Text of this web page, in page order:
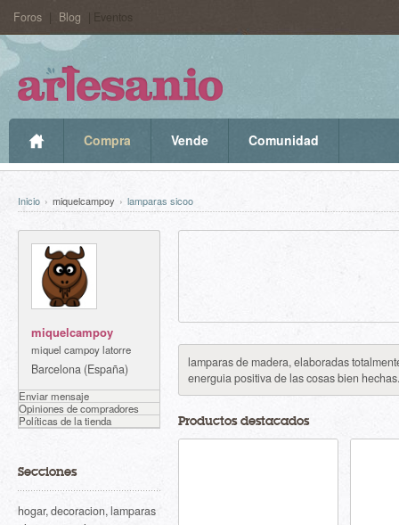
Foros Blog | Eventos
Compra Vende Comunidad
Inicio › miquelcampoy › lamparas sicoo
miquelcampoy
miquel campoy latorre
Barcelona (España)
Enviar mensaje
Opiniones de compradores
Políticas de la tienda
Secciones
hogar, decoracion, lamparas
lamparas sicoo
lamparas de madera, elaboradas
energuia positiva de las cosas bien hechas.
Productos destacados